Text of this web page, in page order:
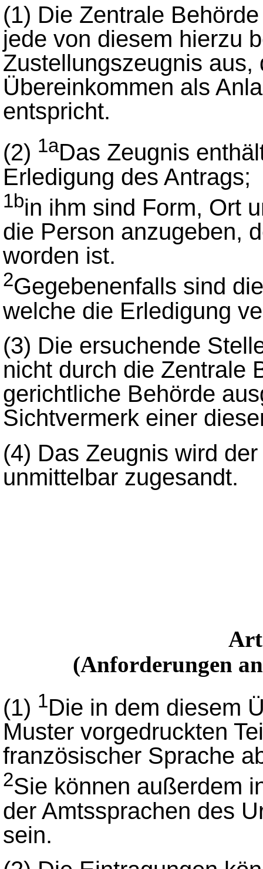
(1) Die Zentrale
jede von diesem hierzu
Zustellungszeugnis aus,
Übereinkommen als
entspricht.
(2) 1aDas Zeugnis
Erledigung des Antrags;
1bin ihm sind Form, Ort
die Person anzugeben,
worden ist.
2Gegebenenfalls sind
welche die Erledigung
(3) Die ersuchende
nicht durch die Zentrale
gerichtliche Behörde
Sichtvermerk einer
(4) Das Zeugnis wird
unmittelbar zugesandt.
(Anforderungen
(1) 1Die in dem diesem
Muster vorgedruckten
französischer Sprache
2Sie können außerdem
der Amtssprachen des
sein.